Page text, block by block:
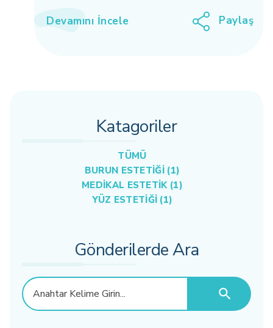
Devamını İncele Paylaş
Katagoriler
TÜMÜ
BURUN ESTETIĞI (1)
MEDIKAL ESTETIK (1)
YÜZ ESTETIĞI (1)
Gönderilerde Ara
search